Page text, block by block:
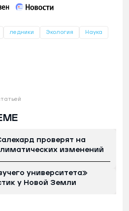
ледники Экология Наука
проверят на
изменений
университета»
у Новой Земли